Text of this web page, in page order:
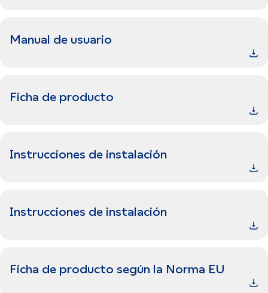
Manual de usuario
Ficha de producto
Instrucciones de instalación
Instrucciones de instalación
Ficha de producto según la Norma EU